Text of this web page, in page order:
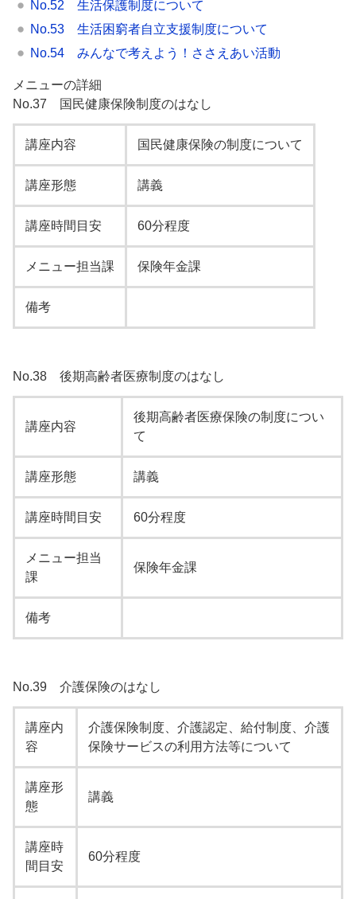
No.52 生活保護制度について
No.53 生活困窮者自立支援制度について
No.54 みんなで考えよう！ささえあい活動
メニューの詳細
No.37 国民健康保険制度のはなし
講座内容 国民健康保険の制度について
講座形態 講義
講座時間目安 60分程度
メニュー担当課 保険年金課
備考
No.38 後期高齢者医療制度のはなし
講座内容
後期高齢者医療保険の制度につい
て
講座形態 講義
講座時間目安 60分程度
メニュー担当
課
保険年金課
備考
No.39 介護保険のはなし
講座内
容
介護保険制度、介護認定、給付制度、介護
保険サービスの利用方法等について
講座形
態
講義
講座時
間目安
60分程度